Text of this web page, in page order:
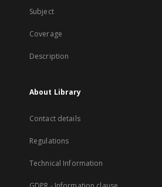
Subject
Coverage
Description
About Library
Contact details
Regulations
Technical Information